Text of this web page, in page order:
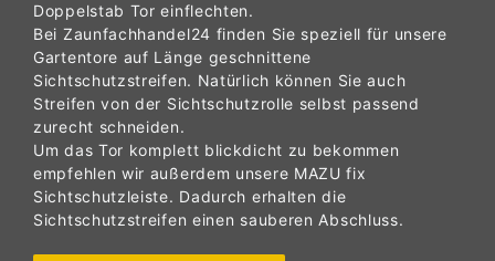
Doppelstab Tor einflechten.
Bei Zaunfachhandel24 finden Sie speziell für unsere
Gartentore auf Länge geschnittene
Sichtschutzstreifen. Natürlich können Sie auch
Streifen von der Sichtschutzrolle selbst passend
zurecht schneiden.
Um das Tor komplett blickdicht zu bekommen
empfehlen wir außerdem unsere MAZU fix
Sichtschutzleiste. Dadurch erhalten die
Sichtschutzstreifen einen sauberen Abschluss.